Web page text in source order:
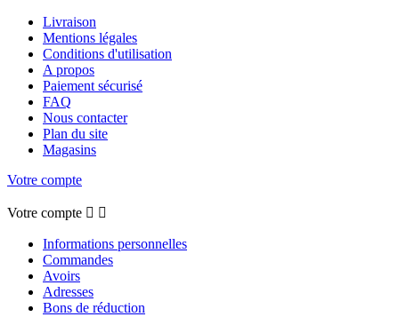
Livraison
Mentions légales
Conditions d'utilisation
A propos
Paiement sécurisé
FAQ
Nous contacter
Plan du site
Magasins
Votre compte
Votre compte  
Informations personnelles
Commandes
Avoirs
Adresses
Bons de réduction